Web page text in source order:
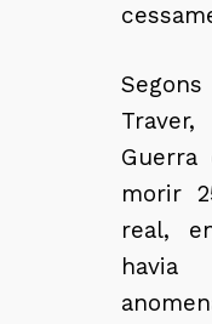
Guerra
morir
real,